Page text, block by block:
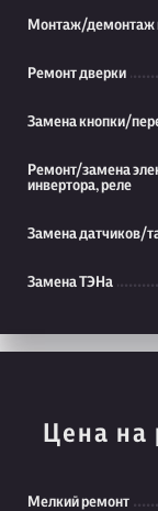
Монтаж/демонтаж
Ремонт дверки
Замена кнопки/
Ремонт/замена
инвертора, реле
Замена датчиков/
Замена ТЭНа
Цена на
Мелкий ремонт